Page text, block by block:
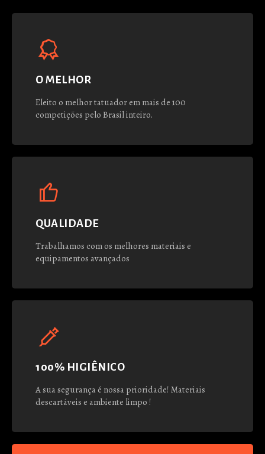
O MELHOR
Eleito o melhor tatuador em mais de 100
competições pelo Brasil inteiro.
QUALIDADE
Trabalhamos com os melhores materiais e
equipamentos avançados
100% HIGIÊNICO
A sua segurança é nossa prioridade! Materiais
descartáveis e ambiente limpo !